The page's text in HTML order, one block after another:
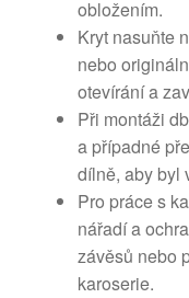
obložením.
Kryt nasuňte
nebo
otevírání a
Při montáži
a případné
dílně, aby byl
Pro práce s
nářadí a
závěsů nebo
karoserie.